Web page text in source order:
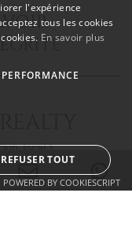
local 1
ENGLISH
SPANISH
FRENCH
l'expérience
tous les cookies
En savoir plus
PERFORMANCE
REFUSER TOUT
POWERED BY COOKIESCRIPT